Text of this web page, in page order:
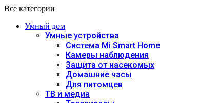
Все категории
Умный дом
Умные устройства
Система Mi Smart Home
Камеры наблюдения
Защита от насекомых
Домашние часы
Для питомцев
ТВ и медиа